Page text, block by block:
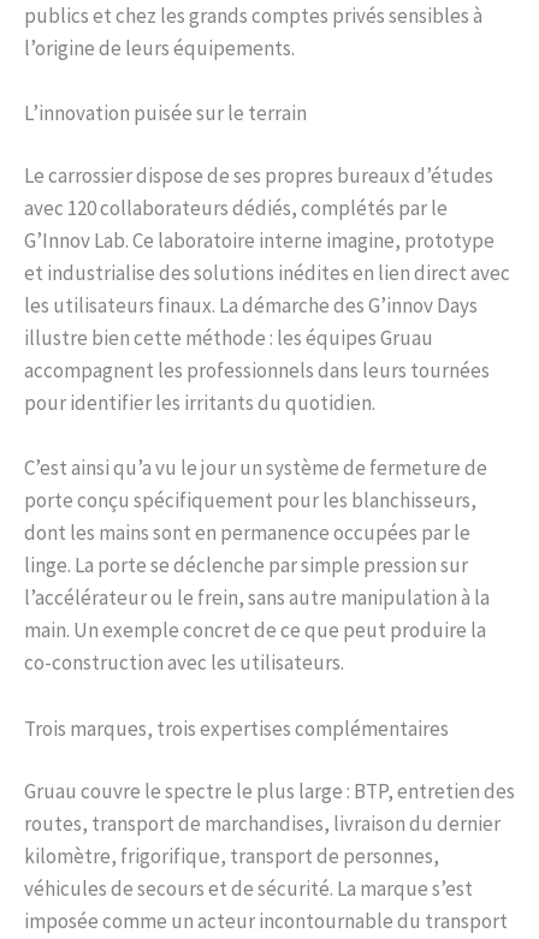
publics et chez les grands comptes privés sensibles à
l’origine de leurs équipements.
L’innovation puisée sur le terrain
Le carrossier dispose de ses propres bureaux d’études
avec 120 collaborateurs dédiés, complétés par le
G’Innov Lab. Ce laboratoire interne imagine, prototype
et industrialise des solutions inédites en lien direct avec
les utilisateurs finaux. La démarche des G’innov Days
illustre bien cette méthode : les équipes Gruau
accompagnent les professionnels dans leurs tournées
pour identifier les irritants du quotidien.
C’est ainsi qu’a vu le jour un système de fermeture de
porte conçu spécifiquement pour les blanchisseurs,
dont les mains sont en permanence occupées par le
linge. La porte se déclenche par simple pression sur
l’accélérateur ou le frein, sans autre manipulation à la
main. Un exemple concret de ce que peut produire la
co-construction avec les utilisateurs.
Trois marques, trois expertises complémentaires
Gruau couvre le spectre le plus large : BTP, entretien des
routes, transport de marchandises, livraison du dernier
kilomètre, frigorifique, transport de personnes,
véhicules de secours et de sécurité. La marque s’est
imposée comme un acteur incontournable du transport